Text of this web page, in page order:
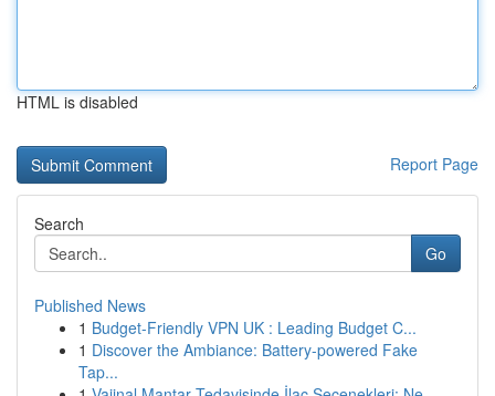
HTML is disabled
Report Page
Search
Go
Published News
1 Budget-Friendly VPN UK : Leading Budget C...
1 Discover the Ambiance: Battery-powered Fake
Tap...